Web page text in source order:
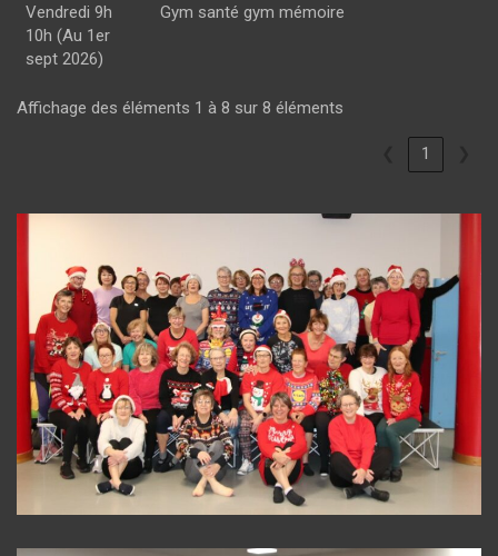
Vendredi 9h
10h (Au 1er
sept 2026)
Gym santé gym mémoire
Affichage des éléments 1 à 8 sur 8 éléments
1